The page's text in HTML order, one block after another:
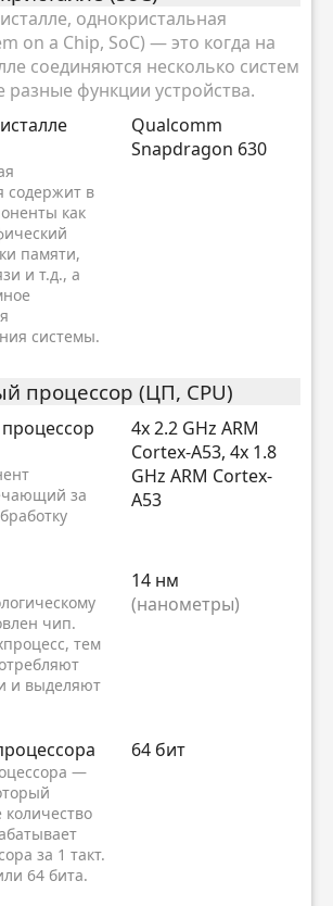
однокристальная
on a Chip, SoC) — это когда на
соединяются несколько систем
функции устройства.
содержит в
как
памяти,
и т.д., а
системы.
Qualcomm
Snapdragon 630
процессор (ЦП, CPU)
за
4x 2.2 GHz ARM
Cortex-A53, 4x 1.8
GHz ARM Cortex-
A53
чип.
тем
и выделяют
14 нм
(нанометры)
—
количество
за 1 такт.
64 бита.
64 бит